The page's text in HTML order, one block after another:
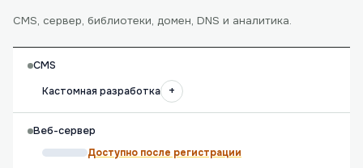
CMS, сервер, библиотеки, домен, DNS и аналитика.
CMS
Кастомная разработка
+
Веб-сервер
Доступно после регистрации